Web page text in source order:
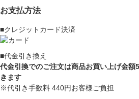
お支払方法
■クレジットカード決済
■代金引き換え
代金引換でのご注文は商品お買い上げ金
きます
※代引き手数料 440円お客様ご負担